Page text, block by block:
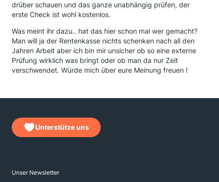
drüber schauen und das ganze unabhängig prüfen, der
erste Check ist wohl kostenlos.
Was meint ihr dazu.. hat das hier schon mal wer gemacht?
Man will ja der Rentenkasse nichts schenken nach all den
Jahren Arbeit aber ich bin mir unsicher ob so eine externe
Prüfung wirklich was bringt oder ob man da nur Zeit
verschwendet. Würde mich über eure Meinung freuen !
Unterstütze uns